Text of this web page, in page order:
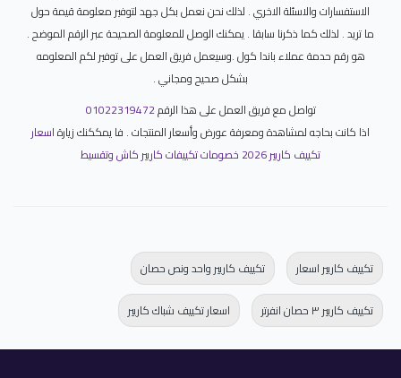
الاستفسارات والاسئلة الاخري . لذلك نحن نعمل بكل جهد لتوفير معلومة قيمة حول
ما تريد . لذلك كما ذكرنا سابقا . يمكنك الوصل للمعلومة الصحيحة عبر الرقم الموضح .
هو رقم حدمة عملاء باندا كول .وسيعمل فريق العمل على توفير لكم المعلومه
بشكل صحيح ومجاني .
تواصل مع فريق العمل على هذا الرقم01022319472
اذا كانت بحاجه لمشاهدة ومعرفة عورض وأسعار المنتجات . فا يمككنك زيارةاسعار
تكييف كاريير 2026 خصومات تكييفات كاريير كاش وتقسيط
تكييف كاريير اسعار تكييف كاريير واحد ونص حصان
تكييف كاريير ٣ حصان انفرتر اسعار تكييف شباك كاريير